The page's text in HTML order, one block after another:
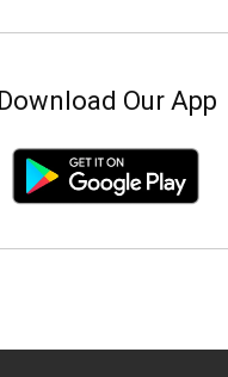
Download Our App